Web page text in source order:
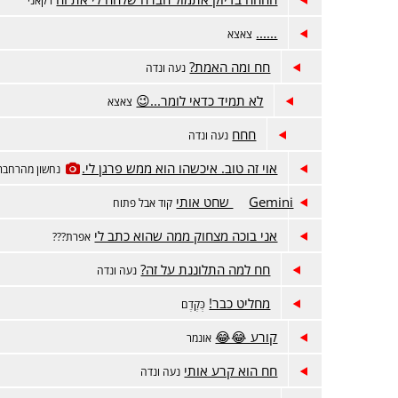
...... צאצא
חח ומה האמת? נעה ונדה
לא תמיד כדאי לומר...😉 צאצא
חחח נעה ונדה
אוי זה טוב. איכשהו הוא ממש פרגן לי. נחשון
Gemini שחט אותי קוד אבל פתוח
אני בוכה מצחוק ממה שהוא כתב לי אפרת???
חח למה התלוננת על זה? נעה ונדה
מחליט כבר! כְּקֶדֶם
קורע 😂😂 אונמר
חח הוא קרע אותי נעה ונדה